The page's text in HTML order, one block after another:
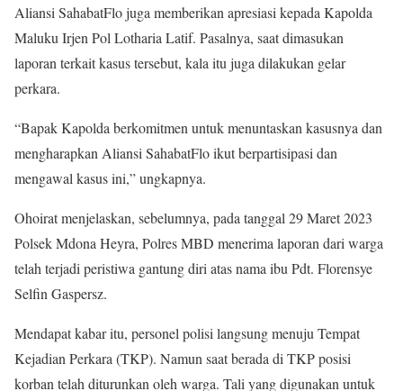
Aliansi SahabatFlo juga memberikan apresiasi kepada Kapolda
Maluku Irjen Pol Lotharia Latif. Pasalnya, saat dimasukan
laporan terkait kasus tersebut, kala itu juga dilakukan gelar
perkara.
“Bapak Kapolda berkomitmen untuk menuntaskan kasusnya dan
mengharapkan Aliansi SahabatFlo ikut berpartisipasi dan
mengawal kasus ini,” ungkapnya.
Ohoirat menjelaskan, sebelumnya, pada tanggal 29 Maret 2023
Polsek Mdona Heyra, Polres MBD menerima laporan dari warga
telah terjadi peristiwa gantung diri atas nama ibu Pdt. Florensye
Selfin Gaspersz.
Mendapat kabar itu, personel polisi langsung menuju Tempat
Kejadian Perkara (TKP). Namun saat berada di TKP posisi
korban telah diturunkan oleh warga. Tali yang digunakan untuk